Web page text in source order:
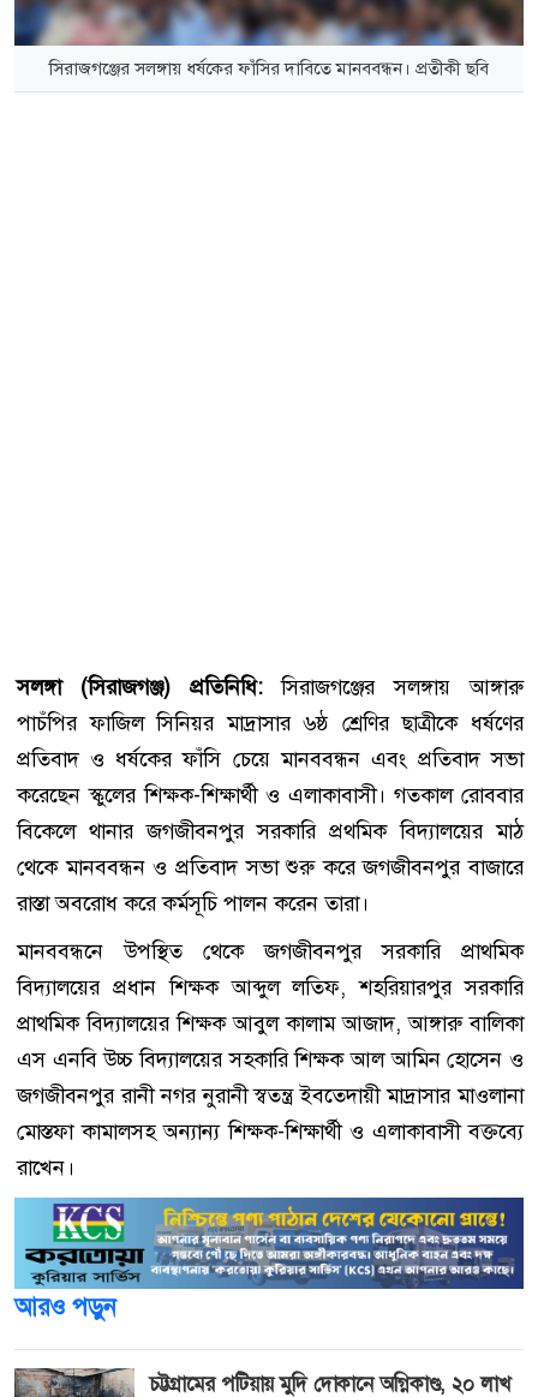
সিরাজগঞ্জের সলঙ্গায় ধর্ষকের ফাঁসির দাবিতে মানববন্ধন। প্রতীকী ছবি
সলঙ্গা (সিরাজগঞ্জ) প্রতিনিধি:সিরাজগঞ্জের সলঙ্গায় আঙ্গারু
পাচঁপির ফাজিল সিনিয়র মাদ্রাসার ৬ষ্ঠ শ্রেণির ছাত্রীকে ধর্ষণের
প্রতিবাদ ও ধর্ষকের ফাঁসি চেয়ে মানববন্ধন এবং প্রতিবাদ সভা
করেছেন স্কুলের শিক্ষক-শিক্ষার্থী ও এলাকাবাসী। গতকাল রোববার
বিকেলে থানার জগজীবনপুর সরকারি প্রথমিক বিদ্যালয়ের মাঠ
থেকে মানববন্ধন ও প্রতিবাদ সভা শুরু করে জগজীবনপুর বাজারে
রাস্তা অবরোধ করে কর্মসূচি পালন করেন তারা।
মানববন্ধনে উপস্থিত থেকে জগজীবনপুর সরকারি প্রাথমিক
বিদ্যালয়ের প্রধান শিক্ষক আব্দুল লতিফ, শহরিয়ারপুর সরকারি
প্রাথমিক বিদ্যালয়ের শিক্ষক আবুল কালাম আজাদ, আঙ্গারু বালিকা
এস এনবি উচ্চ বিদ্যালয়ের সহকারি শিক্ষক আল আমিন হোসেন ও
জগজীবনপুর রানী নগর নুরানী স্বতন্ত্র ইবতেদায়ী মাদ্রাসার মাওলানা
মোস্তফা কামালসহ অন্যান্য শিক্ষক-শিক্ষার্থী ও এলাকাবাসী বক্তব্যে
রাখেন।
আরও পড়ুন
চট্টগ্রামের পটিয়ায় মুদি দোকানে অগ্নিকাণ্ড, ২০ লাখ